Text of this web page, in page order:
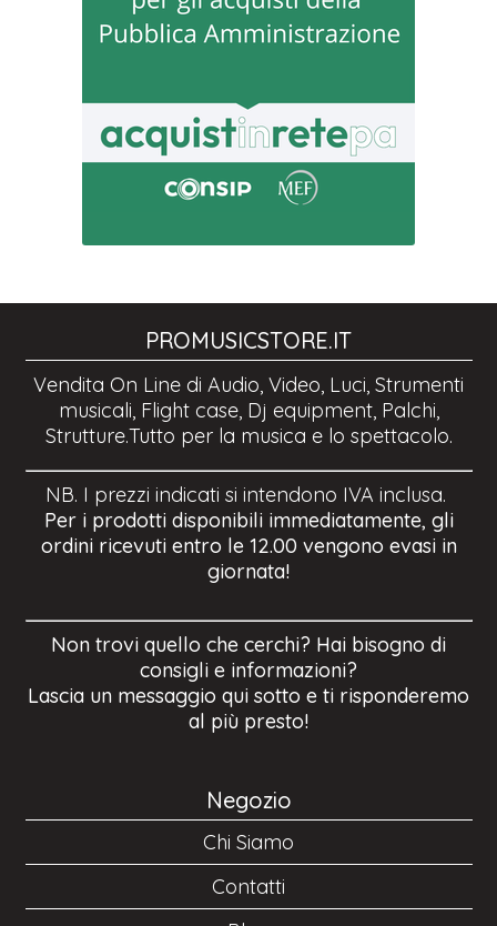
PROMUSICSTORE.IT
Vendita On Line di Audio, Video, Luci, Strumenti
musicali, Flight case, Dj equipment, Palchi,
Strutture.Tutto per la musica e lo spettacolo.
NB. I prezzi indicati si intendono IVA inclusa.
Per i prodotti disponibili immediatamente, gli
ordini ricevuti entro le 12.00 vengono evasi in
giornata!
Non trovi quello che cerchi? Hai bisogno di
consigli e informazioni?
Lascia un messaggio qui sotto e ti risponderemo
al più presto!
Negozio
Chi Siamo
Contatti